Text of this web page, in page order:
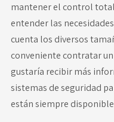
mantener el control
entender las
cuenta los diversos
conveniente contratarun
gustaría recibir más
sistemas de seguridad
están siempre